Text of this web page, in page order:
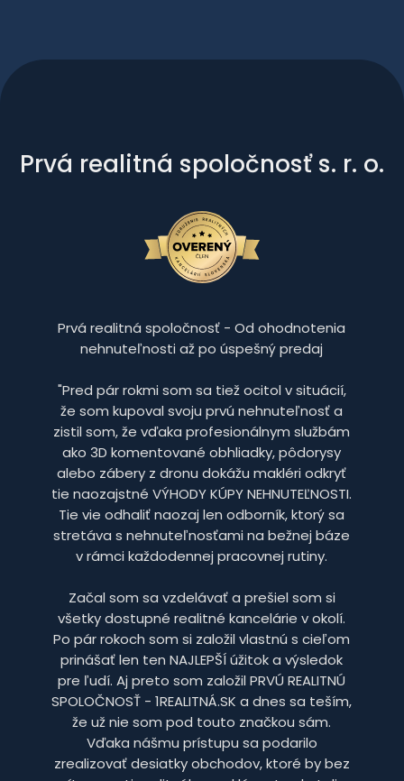
Prvá realitná spoločnosť s. r. o.
Prvá realitná spoločnosť - Od ohodnotenia
nehnuteľnosti až po úspešný predaj
"Pred pár rokmi som sa tiež ocitol v situácií,
že som kupoval svoju prvú nehnuteľnosť a
zistil som, že vďaka profesionálnym službám
ako 3D komentované obhliadky, pôdorysy
alebo zábery z dronu dokážu makléri odkryť
tie naozajstné VÝHODY KÚPY NEHNUTEĽNOSTI.
Tie vie odhaliť naozaj len odborník, ktorý sa
stretáva s nehnuteľnosťami na bežnej báze
v rámci každodennej pracovnej rutiny.
Začal som sa vzdelávať a prešiel som si
všetky dostupné realitné kancelárie v okolí.
Po pár rokoch som si založil vlastnú s cieľom
prinášať len ten NAJLEPŠÍ úžitok a výsledok
pre ľudí. Aj preto som založil PRVÚ REALITNÚ
SPOLOČNOSŤ - 1REALITNÁ.SK a dnes sa teším,
že už nie som pod touto značkou sám.
Vďaka nášmu prístupu sa podarilo
zrealizovať desiatky obchodov, ktoré by bez